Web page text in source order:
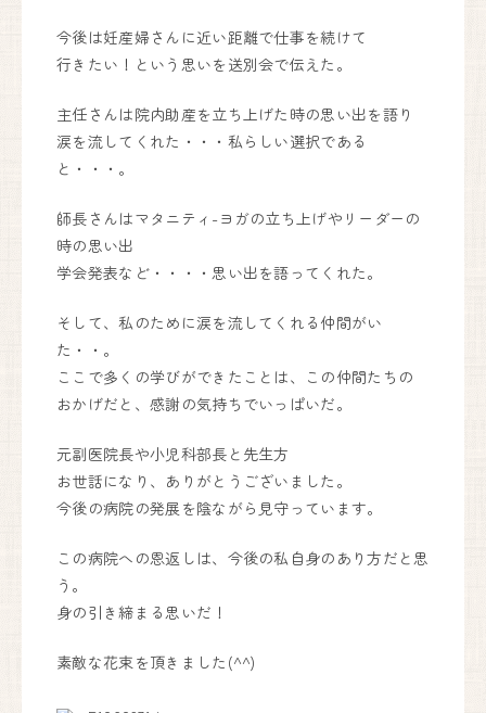
今後は妊産婦さんに近い距離で仕事を続けて
行きたい！という思いを送別会で伝えた。
主任さんは院内助産を立ち上げた時の思い出を語り
涙を流してくれた・・・私らしい選択である
と・・・。
師長さんはマタニティ-ヨガの立ち上げやリーダーの
時の思い出
学会発表など・・・・思い出を語ってくれた。
そして、私のために涙を流してくれる仲間がい
た・・。
ここで多くの学びができたことは、この仲間たちの
おかげだと、感謝の気持ちでいっぱいだ。
元副医院長や小児科部長と先生方
お世話になり、ありがとうございました。
今後の病院の発展を陰ながら見守っています。
この病院への恩返しは、今後の私自身のあり方だと思
う。
身の引き締まる思いだ！
素敵な花束を頂きました(^^)
Google Maps で見る
見学も承っております。お気軽にお問い合わせください。
お電話からお問い合わせはこちら